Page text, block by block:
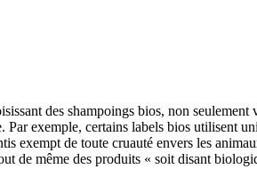
des shampoings bios, non seulement
exemple, certains labels bios utilisent
exempt de toute cruauté envers les
de même des produits « soit disant